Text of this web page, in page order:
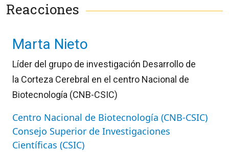
Reacciones
Marta Nieto
Líder del grupo de investigación Desarrollo de
la Corteza Cerebral en el centro Nacional de
Biotecnología (CNB-CSIC)
Centro Nacional de Biotecnología (CNB-CSIC)
Consejo Superior de Investigaciones
Científicas (CSIC)